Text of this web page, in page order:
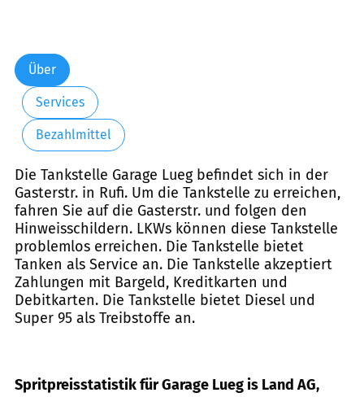
Über
Services
Bezahlmittel
Die Tankstelle Garage Lueg befindet sich in der
Gasterstr. in Rufi. Um die Tankstelle zu erreichen,
fahren Sie auf die Gasterstr. und folgen den
Hinweisschildern. LKWs können diese Tankstelle
problemlos erreichen. Die Tankstelle bietet
Tanken als Service an. Die Tankstelle akzeptiert
Zahlungen mit Bargeld, Kreditkarten und
Debitkarten. Die Tankstelle bietet Diesel und
Super 95 als Treibstoffe an.
Spritpreisstatistik für Garage Lueg is Land AG,